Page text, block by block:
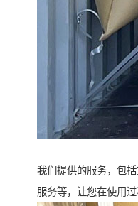
我们提供的服务，包
服务等，让您在使用过